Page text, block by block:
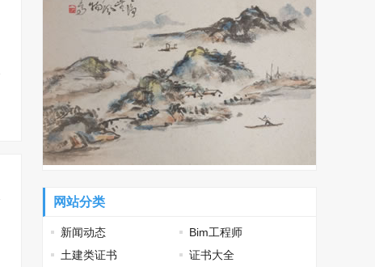
网站分类
新闻动态
Bim工程师
土建类证书
证书大全